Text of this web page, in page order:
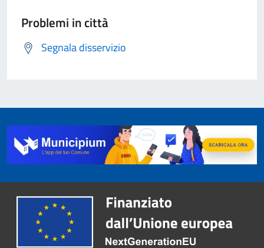
Problemi in città
Segnala disservizio